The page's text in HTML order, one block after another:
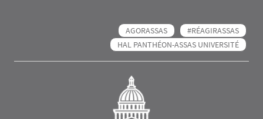
AGORASSAS
#RÉAGIRASSAS
HAL PANTHÉON-ASSAS UNIVERSITÉ